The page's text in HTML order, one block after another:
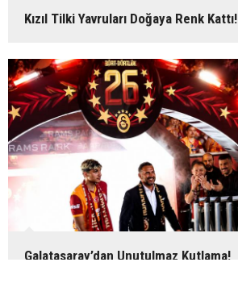
Kızıl Tilki Yavruları Doğaya Renk Kattı!
Galatasaray’dan Unutulmaz Kutlama!